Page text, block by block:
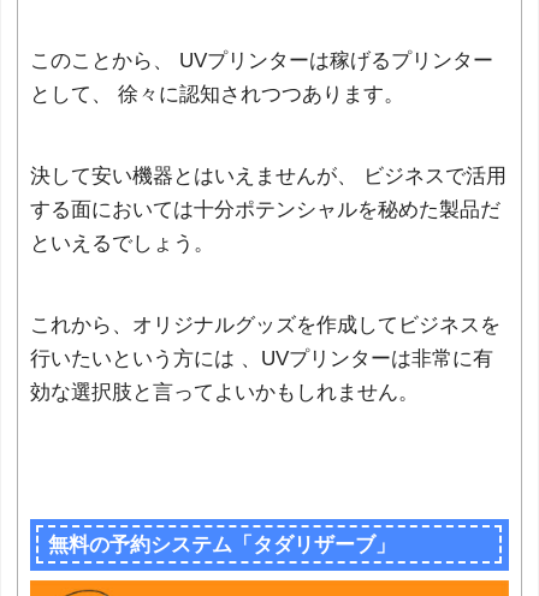
このことから、 UVプリンターは稼げるプリンター
として、 徐々に認知されつつあります。
決して安い機器とはいえませんが、 ビジネスで活用
する面においては十分ポテンシャルを秘めた製品だ
といえるでしょう。
これから、オリジナルグッズを作成してビジネスを
行いたいという方には 、UVプリンターは非常に有
効な選択肢と言ってよいかもしれません。
無料の予約システム「タダリザーブ」